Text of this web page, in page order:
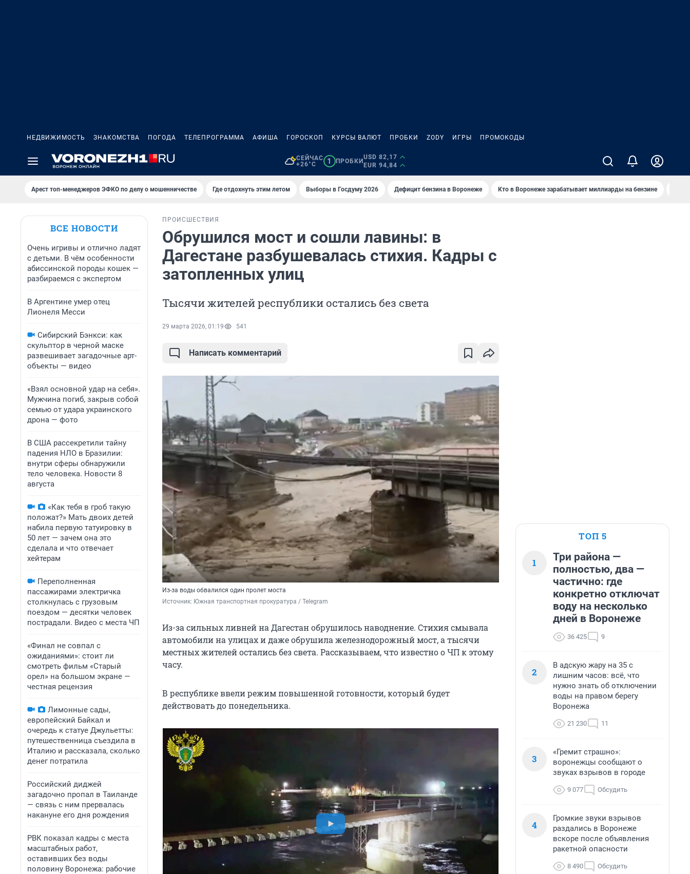
НЕДВИЖИМОСТЬ ЗНАКОМСТВА ПОГОДА ТЕЛЕПРОГРАММА АФИША ГОРОСКОП КУРСЫ ВАЛЮТ ПРОБКИ ZODY ИГРЫ ПРОМОКОДЫ
СЕЙЧАС
+26°C
1 ПРОБКИ
USD 82,17
EUR 94,84
Арест топ-менеджеров ЭФКО по делу о мошенничестве Где отдохнуть этим летом Выборы в Госдуму 2026 Дефицит бензина в Воронеже Кто в Воронеже зарабатывает миллиарды на бензине
ВСЕ НОВОСТИ
Очень игривы и отлично ладят
с детьми. В чём особенности
абиссинской породы кошек —
разбираемся с экспертом
В Аргентине умер отец
Лионеля Месси
Сибирский Бэнкси: как
скульптор в черной маске
развешивает загадочные арт-
объекты — видео
«Взял основной удар на себя».
Мужчина погиб, закрыв собой
семью от удара украинского
дрона — фото
В США рассекретили тайну
падения НЛО в Бразилии:
внутри сферы обнаружили
тело человека. Новости 8
августа
«Как тебя в гроб такую
положат?» Мать двоих детей
набила первую татуировку в
50 лет — зачем она это
сделала и что отвечает
хейтерам
Переполненная
пассажирами электричка
столкнулась с грузовым
поездом — десятки человек
пострадали. Видео с места ЧП
«Финал не совпал с
ожиданиями»: стоит ли
смотреть фильм «Старый
орел» на большом экране —
честная рецензия
Лимонные сады,
европейский Байкал и
очередь к статуе Джульетты:
путешественница съездила в
Италию и рассказала, сколько
денег потратила
Российский диджей
загадочно пропал в Таиланде
— связь с ним прервалась
накануне его дня рождения
РВК показал кадры с места
масштабных работ,
оставивших без воды
половину Воронежа: рабочие
ПРОИСШЕСТВИЯ
Обрушился мост и сошли лавины: в
Дагестане разбушевалась стихия. Кадры с
затопленных улиц
Тысячи жителей республики остались без света
29 марта 2026, 01:19 541
Написать комментарий
Из-за воды обвалился один пролет моста
Источник: Южная транспортная прокуратура / Telegram
Из-за сильных ливней на Дагестан обрушилось наводнение. Стихия смывала
автомобили на улицах и даже обрушила железнодорожный мост, а тысячи
местных жителей остались без света. Рассказываем, что известно о ЧП к этому
часу.
В республике ввели режим повышенной готовности, который будет
действовать до понедельника.
ТОП 5
1
Три района —
полностью, два —
частично: где
конкретно отключат
воду на несколько
дней в Воронеже
36 425 9
2
В адскую жару на 35 с
лишним часов: всё, что
нужно знать об отключении
воды на правом берегу
Воронежа
21 230 11
3
«Гремит страшно»:
воронежцы сообщают о
звуках взрывов в городе
9 077 Обсудить
4
Громкие звуки взрывов
раздались в Воронеже
вскоре после объявления
ракетной опасности
8 490 Обсудить